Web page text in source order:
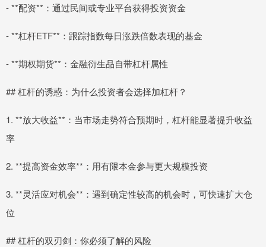
- **配资**：通过民间或专业平台获得投资资金
- **杠杆ETF**：跟踪指数每日涨跌倍数表现的基金
- **期权期货**：金融衍生品自带杠杆属性
## 杠杆的诱惑：为什么投资者会选择加杠杆？
1. **放大收益**：当市场走势符合预期时，杠杆能显著提升收益
率
2. **提高资金效率**：用有限本金参与更大规模投资
3. **灵活应对机会**：遇到确定性较高的机会时，可快速扩大仓
位
## 杠杆的双刃剑：你必须了解的风险